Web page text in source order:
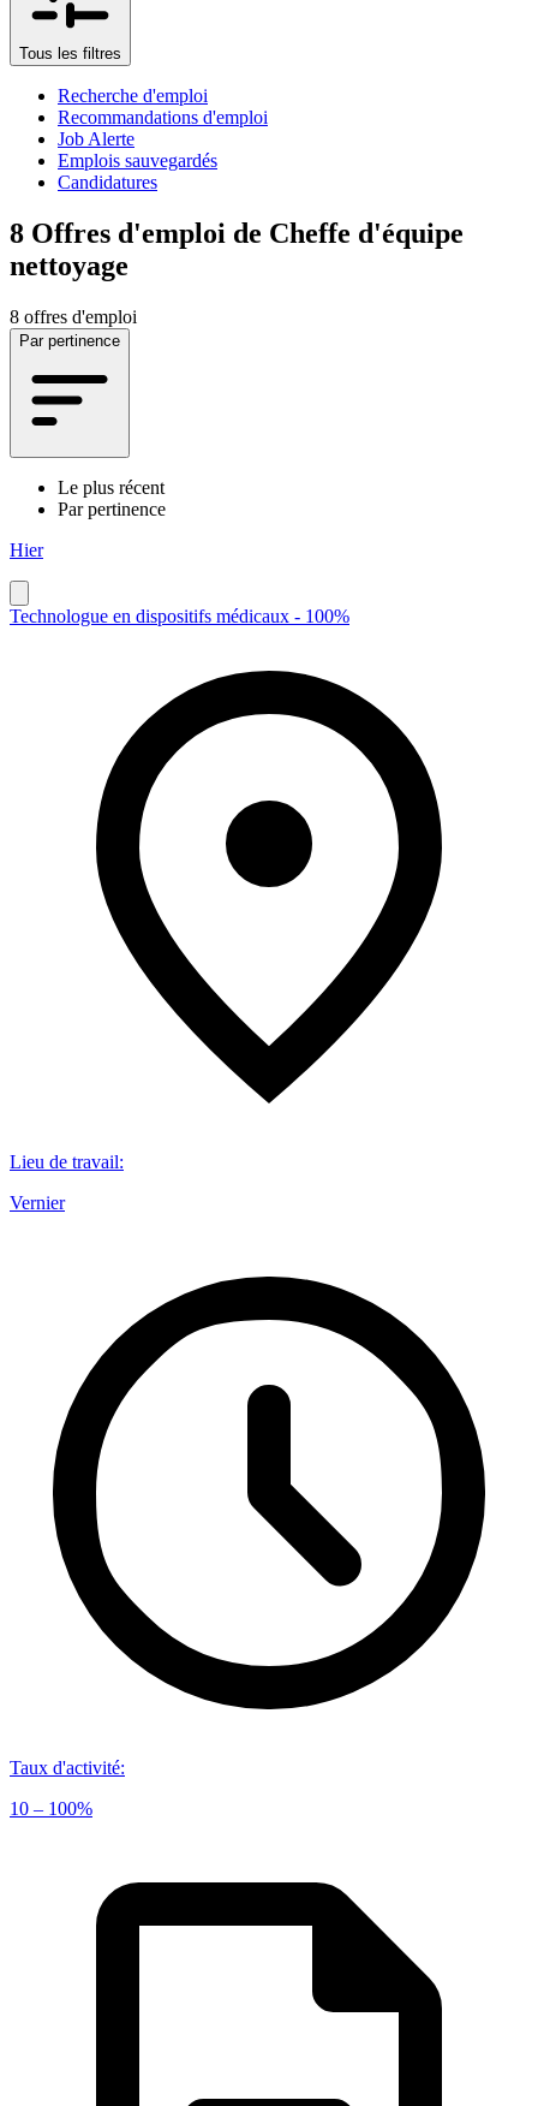
Tous les filtres
Recherche d'emploi
Recommandations d'emploi
Job Alerte
Emplois sauvegardés
Candidatures
8 Offres d'emploi de Cheffe d'équipe
nettoyage
8 offres d'emploi
Par pertinence
Le plus récent
Par pertinence
Hier
Technologue en dispositifs médicaux - 100%
Lieu de travail:
Vernier
Taux d'activité:
10 – 100%